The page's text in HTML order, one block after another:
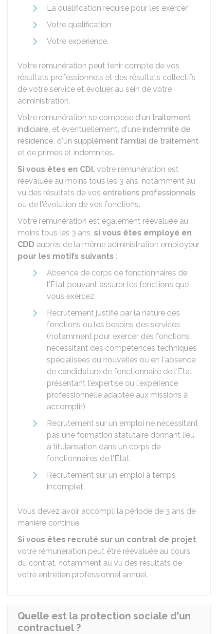
La qualification requise pour les exercer
Votre qualification
Votre expérience.
Votre rémunération peut tenir compte de vos
résultats professionnels et des résultats collectifs
de votre service et évoluer au sein de votre
administration.
Votre rémunération se compose d'un traitement
indiciaire, et éventuellement, d'une indemnité de
résidence, d'un supplément familial de traitement
et de primes et indemnités.
Si vous êtes en CDI, votre rémunération est
réévaluée au moins tous les 3 ans, notamment au
vu des résultats de vos entretiens professionnels
ou de l'évolution de vos fonctions.
Votre rémunération est également réévaluée au
moins tous les 3 ans, si vous êtes employé en
CDD auprès de la même administration employeur
pour les motifs suivants :
Absence de corps de fonctionnaires de
l'État pouvant assurer les fonctions que
vous exercez
Recrutement justifié par la nature des
fonctions ou les besoins des services
(notamment pour exercer des fonctions
nécessitant des compétences techniques
spécialisées ou nouvelles ou en l'absence
de candidature de fonctionnaire de l'État
présentant l'expertise ou l'expérience
professionnelle adaptée aux missions à
accomplir)
Recrutement sur un emploi ne nécessitant
pas une formation statutaire donnant lieu
à titularisation dans un corps de
fonctionnaires de l'État
Recrutement sur un emploi à temps
incomplet.
Vous devez avoir accompli la période de 3 ans de
manière continue.
Si vous êtes recruté sur un contrat de projet,
votre rémunération peut être réévaluée au cours
du contrat, notamment au vu des résultats de
votre entretien professionnel annuel.
Quelle est la protection sociale d'un
contractuel ?